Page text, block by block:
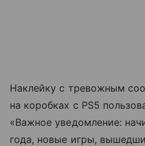
Наклейку с тревожным
на коробках с PS5
«Важное уведомление:
года, новые игры,